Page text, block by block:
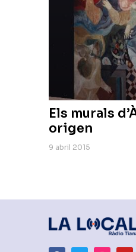
Els murals
origen
9 abril 2015